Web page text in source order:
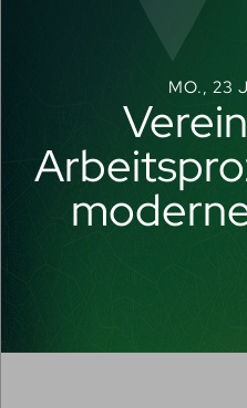
MO., 23